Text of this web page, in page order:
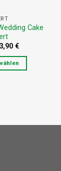
Cake
€